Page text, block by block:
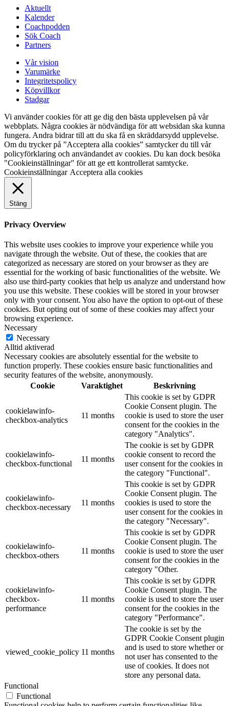
Aktuellt
Kalender
Coachpodden
Sök Coach
Partners
Vår vision
Varumärke
Integritetspolicy
Köpvillkor
Stadgar
Vi använder cookies för att ge dig den bästa upplevelsen på vår
webbplats. Några cookies är nödvändiga för att websidan ska kunna
fungera. Andra bidrar till att du ska få en skräddarsydd upplevelse.
Om du trycker på ”Acceptera alla cookies” samtycker du till vår
policyförklaring och användandet av cookies. Du kan dock besöka
"Cookieinställningar" för att ge ett kontrollerat samtycke.
Cookieinställningar Acceptera alla cookies
Stäng
Privacy Overview
This website uses cookies to improve your experience while you
navigate through the website. Out of these, the cookies that are
categorized as necessary are stored on your browser as they are
essential for the working of basic functionalities of the website. We
also use third-party cookies that help us analyze and understand how
you use this website. These cookies will be stored in your browser
only with your consent. You also have the option to opt-out of these
cookies. But opting out of some of these cookies may affect your
browsing experience.
Necessary
Necessary
Alltid aktiverad
Necessary cookies are absolutely essential for the website to
function properly. These cookies ensure basic functionalities and
security features of the website, anonymously.
Cookie
Varaktighet Beskrivning
cookielawinfo-
checkbox-analytics
11 months
This cookie is set by GDPR
Cookie Consent plugin. The
cookie is used to store the user
consent for the cookies in the
category "Analytics".
cookielawinfo-
checkbox-functional
11 months
The cookie is set by GDPR
cookie consent to record the
user consent for the cookies in
the category "Functional".
cookielawinfo-
checkbox-necessary
11 months
This cookie is set by GDPR
Cookie Consent plugin. The
cookies is used to store the
user consent for the cookies in
the category "Necessary".
cookielawinfo-
checkbox-others
11 months
This cookie is set by GDPR
Cookie Consent plugin. The
cookie is used to store the user
consent for the cookies in the
category "Other.
cookielawinfo-
checkbox-
performance
11 months
This cookie is set by GDPR
Cookie Consent plugin. The
cookie is used to store the user
consent for the cookies in the
category "Performance".
viewed_cookie_policy 11 months
The cookie is set by the
GDPR Cookie Consent plugin
and is used to store whether or
not user has consented to the
use of cookies. It does not
store any personal data.
Functional
Functional